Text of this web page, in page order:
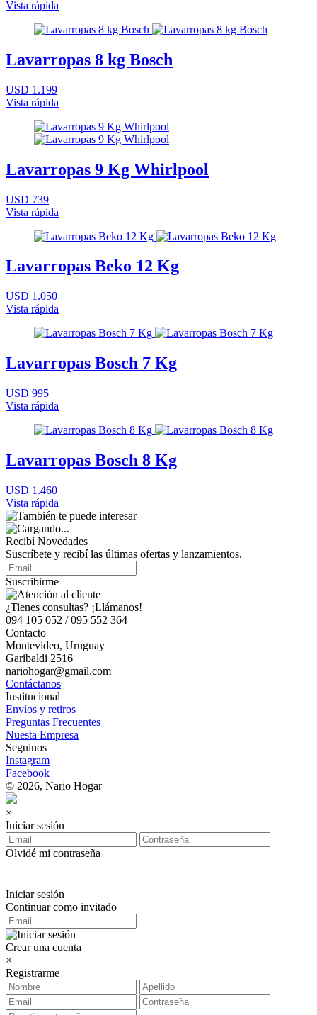
Vista rápida
Lavarropas 8 kg Bosch
USD 1.199
Vista rápida
Lavarropas 9 Kg Whirlpool
USD 739
Vista rápida
Lavarropas Beko 12 Kg
USD 1.050
Vista rápida
Lavarropas Bosch 7 Kg
USD 995
Vista rápida
Lavarropas Bosch 8 Kg
USD 1.460
Vista rápida
Recibí Novedades
Suscríbete y recibí las últimas ofertas y lanzamientos.
Suscribirme
¿Tienes consultas? ¡Llámanos!
094 105 052 / 095 552 364
Contacto
Montevideo, Uruguay
Garibaldi 2516
nariohogar@gmail.com
Contáctanos
Institucional
Envíos y retiros
Preguntas Frecuentes
Nuesta Empresa
Seguinos
Instagram
Facebook
© 2026, Nario Hogar
×
Iniciar sesión
Olvidé mi contraseña
Iniciar sesión
Continuar como invitado
Crear una cuenta
×
Registrarme